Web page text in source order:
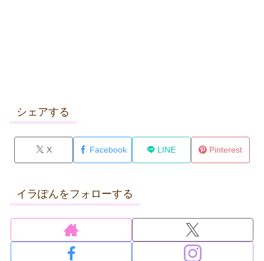
シェアする
X Facebook LINE Pinterest
イラぽんをフォローする